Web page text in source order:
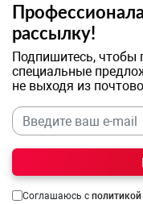
рассылку!
Подпишитесь, чтобы
специальные
не выходя из
Соглашаюсь с